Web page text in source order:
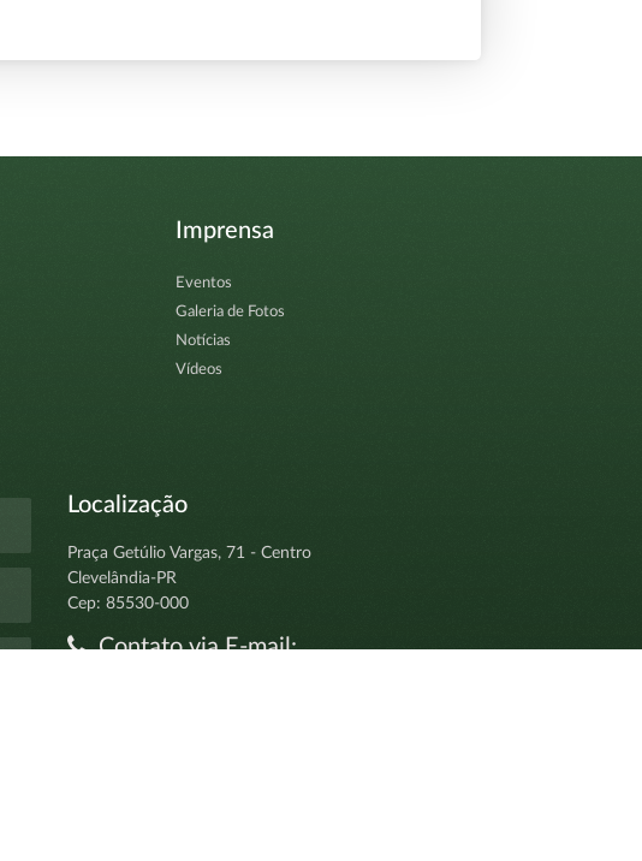
Imprensa
Eventos
Galeria de Fotos
Notícias
Vídeos
Localização
Praça Getúlio Vargas, 71 - Centro
Clevelândia-PR
Cep: 85530-000
Contato via E-mail: